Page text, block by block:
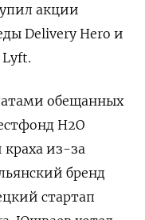
акции
Delivery Hero и
Lyft.
обещанных
H2O
краха из-за
бренд
стартап